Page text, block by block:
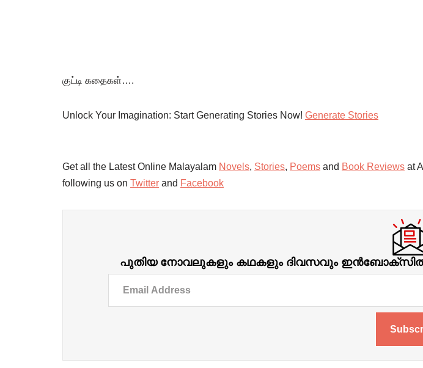
குட்டி கதைகள்….
Unlock Your Imagination: Start Generating Stories Now! Generate Stories
Get all the Latest Online Malayalam Novels, Stories, Poems and Book Reviews at
following us on Twitter and Facebook
പുതിയ നോവലുകളും കഥകളും ദിവസവും